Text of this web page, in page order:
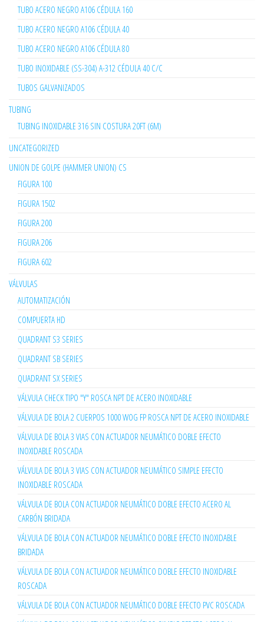
TUBO ACERO NEGRO A106 CÉDULA 160
TUBO ACERO NEGRO A106 CÉDULA 40
TUBO ACERO NEGRO A106 CÉDULA 80
TUBO INOXIDABLE (SS-304) A-312 CÉDULA 40 C/C
TUBOS GALVANIZADOS
TUBING
TUBING INOXIDABLE 316 SIN COSTURA 20FT (6M)
UNCATEGORIZED
UNION DE GOLPE (HAMMER UNION) CS
FIGURA 100
FIGURA 1502
FIGURA 200
FIGURA 206
FIGURA 602
VÁLVULAS
AUTOMATIZACIÓN
COMPUERTA HD
QUADRANT S3 SERIES
QUADRANT SB SERIES
QUADRANT SX SERIES
VÁLVULA CHECK TIPO "Y" ROSCA NPT DE ACERO INOXIDABLE
VÁLVULA DE BOLA 2 CUERPOS 1000 WOG FP ROSCA NPT DE ACERO INOXIDABLE
VÁLVULA DE BOLA 3 VIAS CON ACTUADOR NEUMÁTICO DOBLE EFECTO
INOXIDABLE ROSCADA
VÁLVULA DE BOLA 3 VIAS CON ACTUADOR NEUMÁTICO SIMPLE EFECTO
INOXIDABLE ROSCADA
VÁLVULA DE BOLA CON ACTUADOR NEUMÁTICO DOBLE EFECTO ACERO AL
CARBÓN BRIDADA
VÁLVULA DE BOLA CON ACTUADOR NEUMÁTICO DOBLE EFECTO INOXIDABLE
BRIDADA
VÁLVULA DE BOLA CON ACTUADOR NEUMÁTICO DOBLE EFECTO INOXIDABLE
ROSCADA
VÁLVULA DE BOLA CON ACTUADOR NEUMÁTICO DOBLE EFECTO PVC ROSCADA